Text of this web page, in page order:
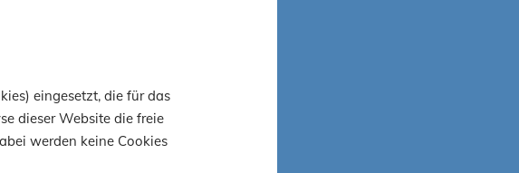
eingesetzt, die für das
dieser Website die freie
werden keine Cookies
sind wir nunmehr
entsprechend